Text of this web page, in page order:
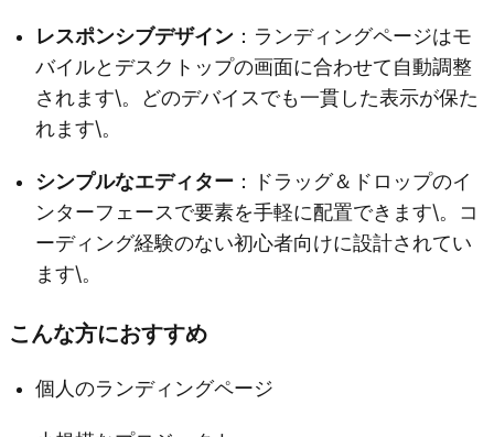
レスポンシブデザイン ：ランディングページはモ
バイルとデスクトップの画面に合わせて自動調整
されます\。どのデバイスでも一貫した表示が保た
れます\。
シンプルなエディター ：ドラッグ＆ドロップのイ
ンターフェースで要素を手軽に配置できます\。コ
ーディング経験のない初心者向けに設計されてい
ます\。
こんな方におすすめ
個人のランディングページ